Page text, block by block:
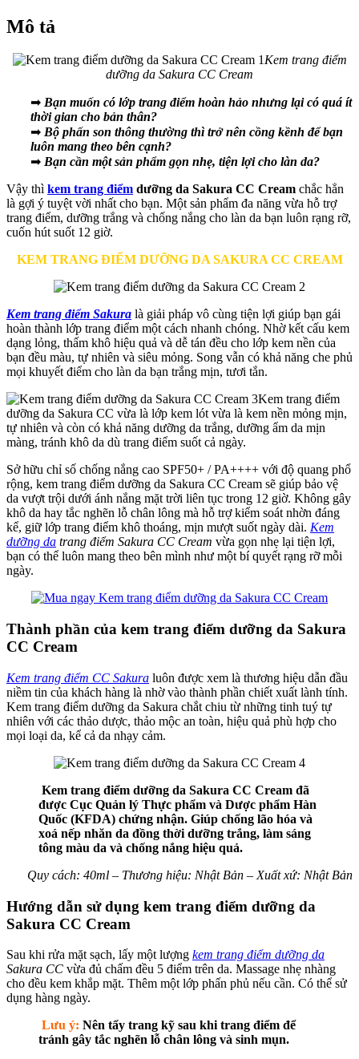
Mô tả
Kem trang điểm
dưỡng da Sakura CC Cream
➡ Bạn muốn có lớp trang điểm hoàn hảo nhưng lại có quá ít
thời gian cho bản thân?
➡ Bộ phấn son thông thường thì trở nên cồng kềnh để bạn
luôn mang theo bên cạnh?
➡ Bạn cần một sản phẩm gọn nhẹ, tiện lợi cho làn da?
Vậy thì kem trang điểm dưỡng da Sakura CC Cream chắc hẳn
là gợi ý tuyệt vời nhất cho bạn. Một sản phẩm đa năng vừa hỗ trợ
trang điểm, dưỡng trắng và chống nắng cho làn da bạn luôn rạng rỡ,
cuốn hút suốt 12 giờ.
KEM TRANG ĐIỂM DƯỠNG DA SAKURA CC CREAM
Kem trang điểm Sakura là giải pháp vô cùng tiện lợi giúp bạn gái
hoàn thành lớp trang điểm một cách nhanh chóng. Nhờ kết cấu kem
dạng lỏng, thấm khô hiệu quả và dễ tán đều cho lớp kem nền của
bạn đều màu, tự nhiên và siêu mỏng. Song vẫn có khả năng che phủ
mọi khuyết điểm cho làn da bạn trắng mịn, tươi tắn.
Kem trang điểm
dưỡng da Sakura CC vừa là lớp kem lót vừa là kem nền mỏng mịn,
tự nhiên và còn có khả năng dưỡng da trắng, dưỡng ẩm da mịn
màng, tránh khô da dù trang điểm suốt cả ngày.
Sở hữu chỉ số chống nắng cao SPF50+ / PA++++ với độ quang phổ
rộng, kem trang điểm dưỡng da Sakura CC Cream sẽ giúp bảo vệ
da vượt trội dưới ánh nắng mặt trời liên tục trong 12 giờ. Không gây
khô da hay tắc nghẽn lỗ chân lông mà hỗ trợ kiểm soát nhờn đáng
kể, giữ lớp trang điểm khô thoáng, mịn mượt suốt ngày dài. Kem
dưỡng da trang điểm Sakura CC Cream vừa gọn nhẹ lại tiện lợi,
bạn có thể luôn mang theo bên mình như một bí quyết rạng rỡ mỗi
ngày.
Thành phần của kem trang điểm dưỡng da Sakura
CC Cream
Kem trang điểm CC Sakura luôn được xem là thương hiệu dẫn đầu
niềm tin của khách hàng là nhờ vào thành phần chiết xuất lành tính.
Kem trang điểm dưỡng da Sakura chắt chiu từ những tinh tuý tự
nhiên với các thảo dược, thảo mộc an toàn, hiệu quả phù hợp cho
mọi loại da, kể cả da nhạy cảm.
Kem trang điểm dưỡng da Sakura CC Cream đã
được Cục Quản lý Thực phẩm và Dược phẩm Hàn
Quốc (KFDA) chứng nhận. Giúp chống lão hóa và
xoá nếp nhăn da đồng thời dưỡng trắng, làm sáng
tông màu da và chống nắng hiệu quả.
Quy cách: 40ml – Thương hiệu: Nhật Bản – Xuất xứ: Nhật Bản
Hướng dẫn sử dụng kem trang điểm dưỡng da
Sakura CC Cream
Sau khi rửa mặt sạch, lấy một lượng kem trang điểm dưỡng da
Sakura CC vừa đủ chấm đều 5 điểm trên da. Massage nhẹ nhàng
cho đều kem khắp mặt. Thêm một lớp phấn phủ nếu cần. Có thể sử
dụng hàng ngày.
Lưu ý: Nên tẩy trang kỹ sau khi trang điểm để
tránh gây tắc nghẽn lỗ chân lông và sinh mụn.